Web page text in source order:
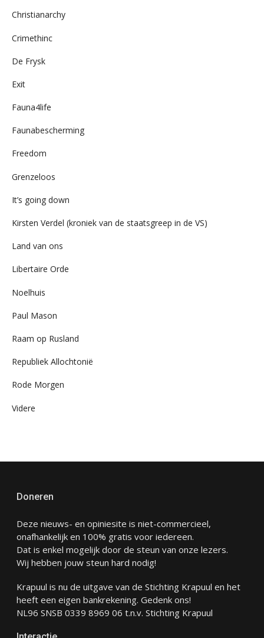
Christianarchy
Crimethinc
De Frysk
Exit
Fauna4life
Faunabescherming
Freedom
Grenzeloos
It’s going down
Kirsten Verdel (kroniek van de staatsgreep in de VS)
Land van ons
Libertaire Orde
Noelhuis
Paul Mason
Raam op Rusland
Republiek Allochtonië
Rode Morgen
Videre
Doneren
Deze nieuws- en opiniesite is niet-commercieel,
onafhankelijk en 100% gratis voor iedereen.
Dat is enkel mogelijk door de steun van onze lezers.
Wij hebben jouw steun hard nodig!
Krapuul is nu de uitgave van de Stichting Krapuul en het
heeft een eigen bankrekening. Gedenk ons!
NL96 SNSB 0339 8969 06 t.n.v. Stichting Krapuul